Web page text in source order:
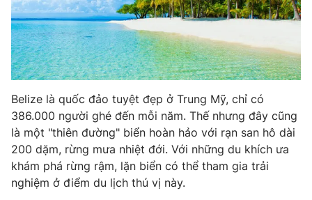
Theo dõi báo trên
Cơ quan chủ quản:Đài Truyền hình Việt Nam
Cơ quan báo chí: Thời báo VTV
Giấy phép hoạt động báo in và báo điện tử số 483/GP-BTTTT
cấp ngày 29/12/2023
Tổng Biên tập:Vũ Thanh Thủy
Phó Tổng Biên tập:
Belize là quốc đảo tuyệt đẹp ở Trung Mỹ, chỉ có
386.000 người ghé đến mỗi năm. Thế nhưng đây cũng
là một "thiên đường" biển hoàn hảo với rạn san hô dài
200 dặm, rừng mưa nhiệt đới. Với những du khích ưa
khám phá rừng rậm, lặn biển có thể tham gia trải
nghiệm ở điểm du lịch thú vị này.